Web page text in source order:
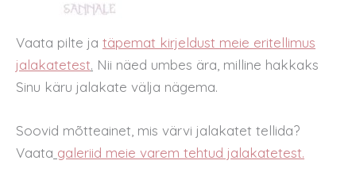
Vaata pilte ja täpemat kirjeldust meie eritellimus
jalakatetest. Nii näed umbes ära, milline hakkaks
Sinu käru jalakate välja nägema.
Soovid mõtteainet, mis värvi jalakatet tellida?
Vaata galeriid meie varem tehtud jalakatetest.